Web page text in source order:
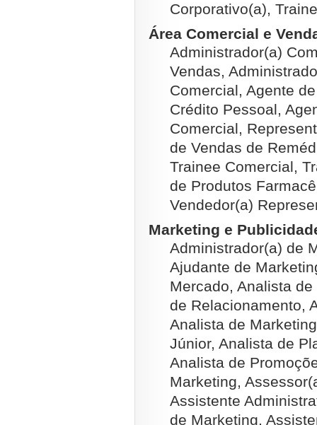
Corporativo(a),
Área Comercial e
Administrador(a)
Vendas,
Comercial, Agente
Crédito Pessoal,
Comercial,
de Vendas de
Trainee Comercial,
de Produtos
Vendedor(a)
Marketing e
Administrador(a) de
Ajudante de
Mercado, Analista
de Relacionamento,
Analista de
Júnior, Analista de
Analista de
Marketing,
Assistente
de Marketing,